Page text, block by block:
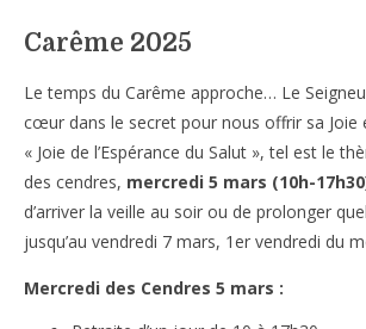
Carême 2025
Le temps du Carême approche… Le
cœur dans le secret pour nous offrir sa Joie
« Joie de l’Espérance du Salut », tel est le
des cendres, mercredi 5 mars (10h-
d’arriver la veille au soir ou de prolonger
jusqu’au vendredi 7 mars, 1er vendredi du
Mercredi des Cendres 5 mars :